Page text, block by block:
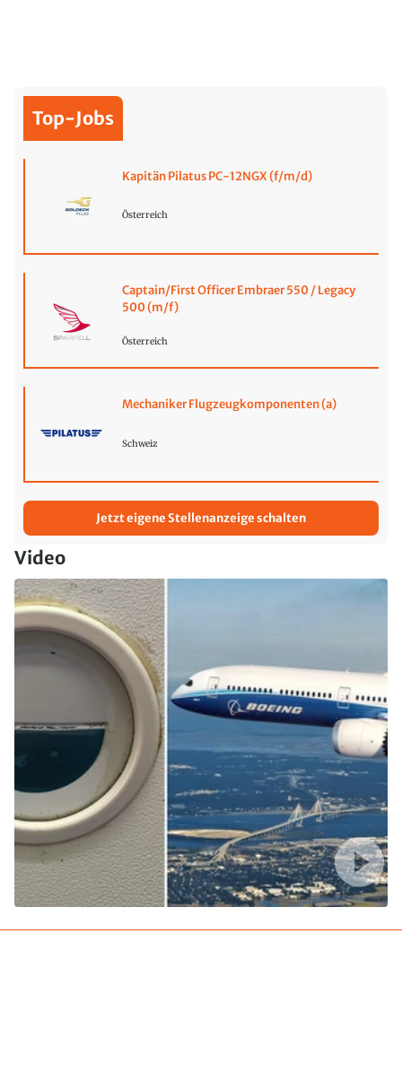
Top-Jobs
Kapitän Pilatus PC-12NGX (f/m/d)
Österreich
Captain/First Officer Embraer 550 / Legacy
500 (m/f)
Österreich
Mechaniker Flugzeugkomponenten (a)
Schweiz
Jetzt eigene Stellenanzeige schalten
Video